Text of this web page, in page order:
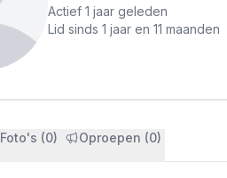
Actief 1 jaar geleden
Lid sinds 1 jaar en 11 maanden
Foto's (0) Oproepen (0)